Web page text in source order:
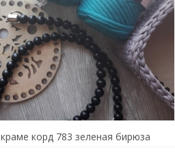
корд 783 зеленая бирюза